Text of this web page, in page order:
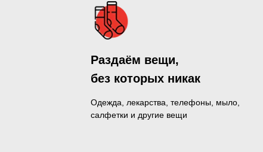
Одежда, лекарства, телефоны, мыло,
салфетки и другие вещи
Раздаём вещи,
без которых никак